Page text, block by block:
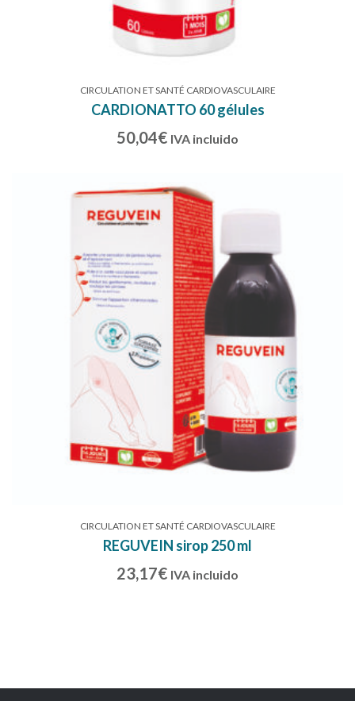
CIRCULATION ET SANTÉ CARDIOVASCULAIRE
CARDIONATTO 60 gélules
50,04€ IVA incluido
CIRCULATION ET SANTÉ CARDIOVASCULAIRE
REGUVEIN sirop 250 ml
23,17€ IVA incluido